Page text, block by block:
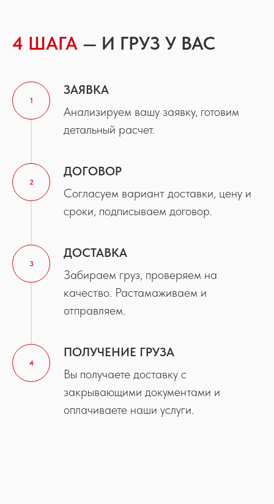
4 ШАГА — И ГРУЗ У ВАС
1
ЗАЯВКА
Анализируем вашу заявку, готовим
детальный расчет.
2
ДОГОВОР
Согласуем вариант доставки, цену и
сроки, подписываем договор.
3
ДОСТАВКА
Забираем груз, проверяем на
качество. Растамаживаем и
отправляем.
4
ПОЛУЧЕНИЕ ГРУЗА
Вы получаете доставку с
закрывающими документами и
оплачиваете наши услуги.